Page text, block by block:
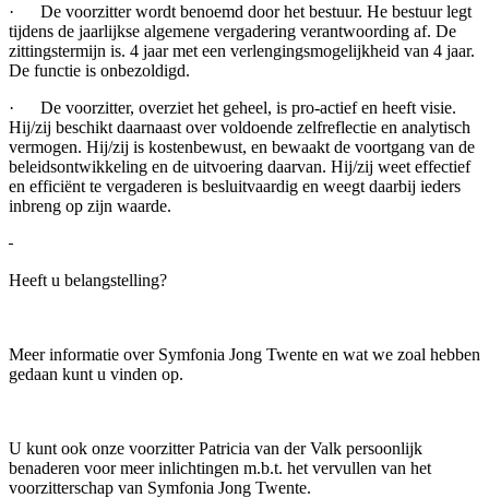
· De voorzitter wordt benoemd door het bestuur. He bestuur legt
tijdens de jaarlijkse algemene vergadering verantwoording af. De
zittingstermijn is. 4 jaar met een verlengingsmogelijkheid van 4 jaar.
De functie is onbezoldigd.
· De voorzitter, overziet het geheel, is pro-actief en heeft visie.
Hij/zij beschikt daarnaast over voldoende zelfreflectie en analytisch
vermogen. Hij/zij is kostenbewust, en bewaakt de voortgang van de
beleidsontwikkeling en de uitvoering daarvan. Hij/zij weet effectief
en efficiënt te vergaderen is besluitvaardig en weegt daarbij ieders
inbreng op zijn waarde.
Heeft u belangstelling?
Meer informatie over Symfonia Jong Twente en wat we zoal hebben
gedaan kunt u vinden op.
U kunt ook onze voorzitter Patricia van der Valk persoonlijk
benaderen voor meer inlichtingen m.b.t. het vervullen van het
voorzitterschap van Symfonia Jong Twente.